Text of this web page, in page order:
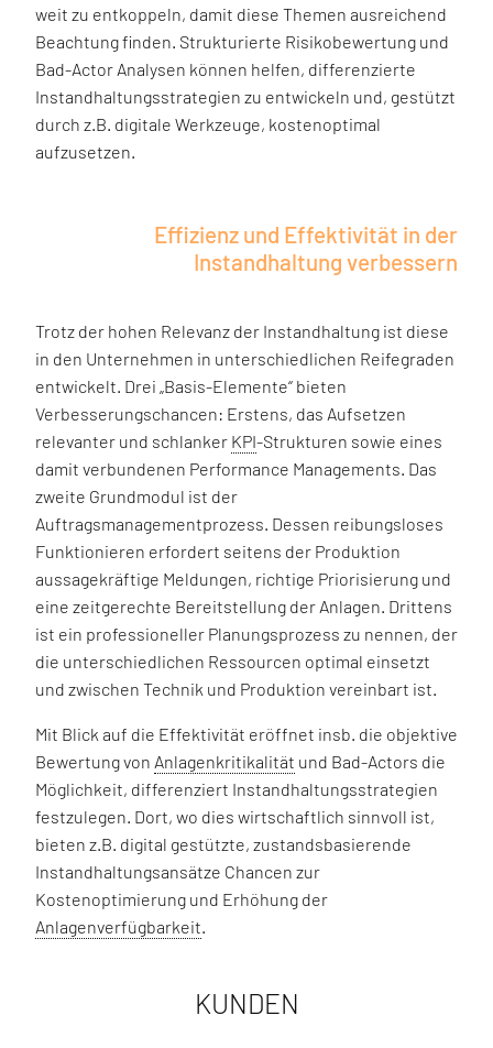
weit zu entkoppeln, damit diese Themen ausreichend
Beachtung finden. Strukturierte Risikobewertung und
Bad-Actor Analysen können helfen, differenzierte
Instandhaltungsstrategien zu entwickeln und, gestützt
durch z.B. digitale Werkzeuge, kostenoptimal
aufzusetzen.
Effizienz und Effektivität in der
Instandhaltung verbessern
Trotz der hohen Relevanz der Instandhaltung ist diese
in den Unternehmen in unterschiedlichen Reifegraden
entwickelt. Drei „Basis-Elemente“ bieten
Verbesserungschancen: Erstens, das Aufsetzen
relevanter und schlanker KPI-Strukturen sowie eines
damit verbundenen Performance Managements. Das
zweite Grundmodul ist der
Auftragsmanagementprozess. Dessen reibungsloses
Funktionieren erfordert seitens der Produktion
aussagekräftige Meldungen, richtige Priorisierung und
eine zeitgerechte Bereitstellung der Anlagen. Drittens
ist ein professioneller Planungsprozess zu nennen, der
die unterschiedlichen Ressourcen optimal einsetzt
und zwischen Technik und Produktion vereinbart ist.
Mit Blick auf die Effektivität eröffnet insb. die objektive
Bewertung von Anlagenkritikalität und Bad-Actors die
Möglichkeit, differenziert Instandhaltungsstrategien
festzulegen. Dort, wo dies wirtschaftlich sinnvoll ist,
bieten z.B. digital gestützte, zustandsbasierende
Instandhaltungsansätze Chancen zur
Kostenoptimierung und Erhöhung der
Anlagenverfügbarkeit.
KUNDEN